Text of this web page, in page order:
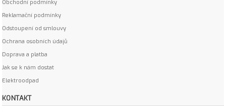
Obchodní podmínky
Reklamační podmínky
Odstoupení od smlouvy
Ochrana osobních údajů
Doprava a platba
Jak se k nám dostat
Elektroodpad
KONTAKT